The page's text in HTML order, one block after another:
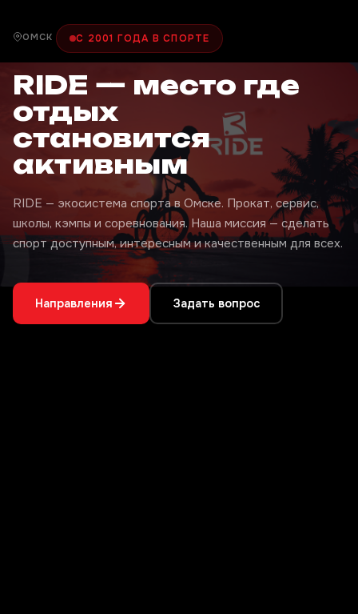
ОМСК С 2001 ГОДА В СПОРТЕ
RIDE — место где
отдых
становится
активным
RIDE — экосистема спорта в Омске. Прокат, сервис,
школы, кэмпы и соревнования. Наша миссия — сделать
спорт доступным, интересным и качественным для всех.
Направления Задать вопрос